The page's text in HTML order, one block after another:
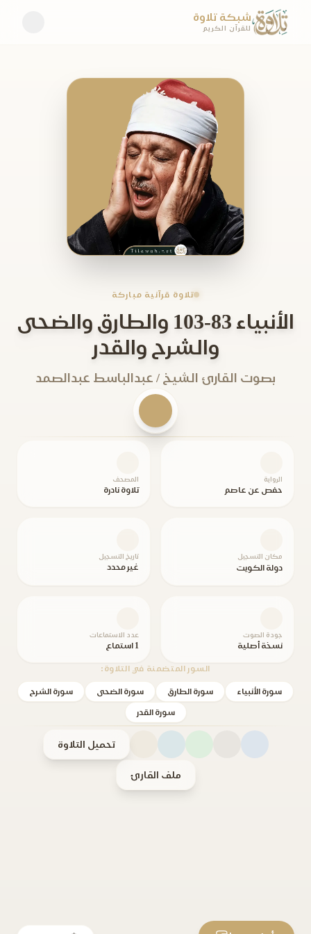
شبكة تلاوة
للقرآن الكريم
تلاوة قرآنية مباركة
الأنبياء 83-103 والطارق والضحى
والشرح والقدر
بصوت القارئ الشيخ / عبدالباسط عبدالصمد
الرواية
حفص عن عاصم
المصحف
تلاوة نادرة
مكان التسجيل
دولة الكويت
تاريخ التسجيل
غير محدد
جودة الصوت
نسخة أصلية
عدد الاستماعات
1 استماع
السور المتضمنة في التلاوة:
سورة الأنبياء سورة الطارق سورة الضحى سورة الشرح
سورة القدر
تحميل التلاوة
ملف القارئ